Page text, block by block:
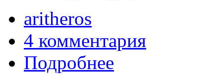
aritheros
4 комментария
Подробнее